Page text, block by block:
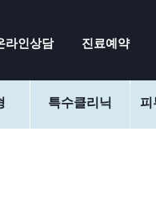
라인상담 진료예약
특수클리닉 피